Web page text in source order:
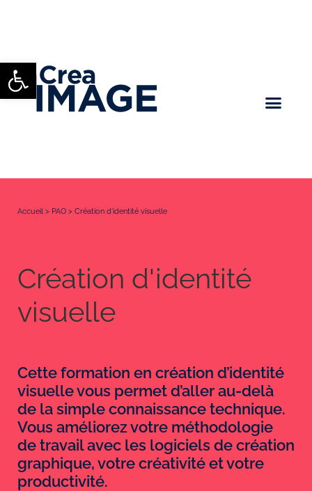
Ouvrir la barre d’outils
Accueil > PAO > Création d’identité visuelle
Création d'identité
visuelle
Cette formation en création d’identité
visuelle vous permet d’aller au-delà
de la simple connaissance technique.
Vous améliorez votre méthodologie
de travail avec les logiciels de création
graphique, votre créativité et votre
productivité.